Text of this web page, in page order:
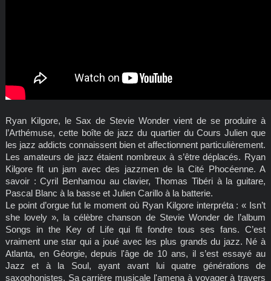
Ryan Kilgore, le Sax de Stevie Wonder vient de se produire à
l’Arthémuse, cette boîte de jazz du quartier du Cours Julien que
les jazz addicts connaissent bien et affectionnent particulièrement.
Les amateurs de jazz étaient nombreux à s’être déplacés. Ryan
Kilgore fit un jam avec des jazzmen de la Cité Phocéenne. A
savoir : Cyril Benhamou au clavier, Thomas Tibéri à la guitare,
Pascal Blanc à la basse et Julien Carillo à la batterie.
Le point d’orgue fut le moment où Ryan Kilgore interpréta : « Isn’t
she lovely », la célèbre chanson de Stevie Wonder de l’album
Songs in the Key of Life qui fit fondre tous ses fans. C’est
vraiment une star qui a joué avec les plus grands du jazz. Né à
Atlanta, en Géorgie, depuis l'âge de 10 ans, il s’est essayé au
Jazz et à la Soul, ayant avant lui quatre générations de
saxophonistes. Sa carrière musicale l'amena à voyager à travers